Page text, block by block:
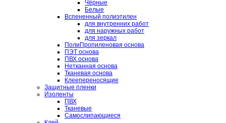
Чёрные
Белые
Вспененный полиэтилен
для внутренних работ
для наружных работ
для зеркал
ПолиПропиленовая основа
ПЭТ основа
ПВХ основа
Нетканная основа
Тканевая основа
Клеепереносящие
Защитные пленки
Изоленты
ПВХ
Тканевые
Самослипающиеся